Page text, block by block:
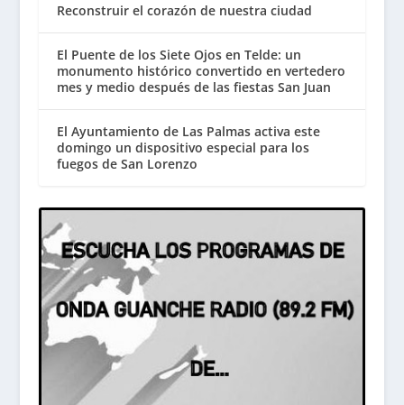
Reconstruir el corazón de nuestra ciudad
El Puente de los Siete Ojos en Telde: un
monumento histórico convertido en vertedero
mes y medio después de las fiestas San Juan
El Ayuntamiento de Las Palmas activa este
domingo un dispositivo especial para los
fuegos de San Lorenzo